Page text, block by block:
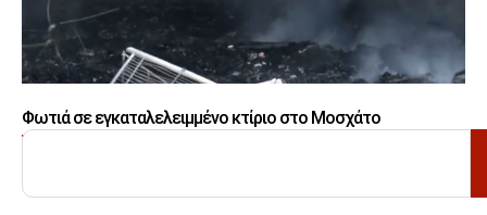
Φωτιά σε εγκαταλελειμμένο κτίριο στο Μοσχάτο
ΑΝΑΖΗΤΗΣΗ